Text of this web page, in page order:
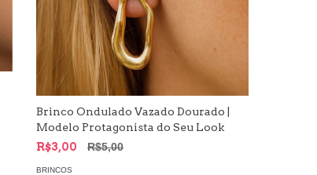
Brinco Ondulado Vazado Dourado |
Modelo Protagonista do Seu Look
R$3,00
R$5,00
BRINCOS